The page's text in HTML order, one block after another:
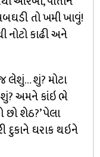
તો ખમી ખાવું!
કાઢી અને
જ લેશું… શું? મોટા
શું? અમને કાંઇ ભે
છો શેઠ?’ પેલા
દુકાને ઘરાક થઇને